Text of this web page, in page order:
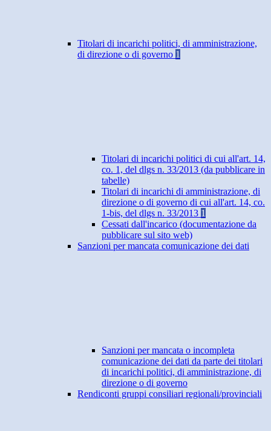
Titolari di incarichi politici, di amministrazione,
di direzione o di governo 1
Titolari di incarichi politici di cui all'art. 14,
co. 1, del dlgs n. 33/2013 (da pubblicare in
tabelle)
Titolari di incarichi di amministrazione, di
direzione o di governo di cui all'art. 14, co.
1-bis, del dlgs n. 33/2013 1
Cessati dall'incarico (documentazione da
pubblicare sul sito web)
Sanzioni per mancata comunicazione dei dati
Sanzioni per mancata o incompleta
comunicazione dei dati da parte dei titolari
di incarichi politici, di amministrazione, di
direzione o di governo
Rendiconti gruppi consiliari regionali/provinciali